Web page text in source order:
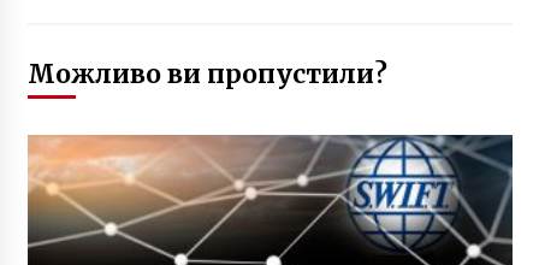
Можливо ви пропустили?